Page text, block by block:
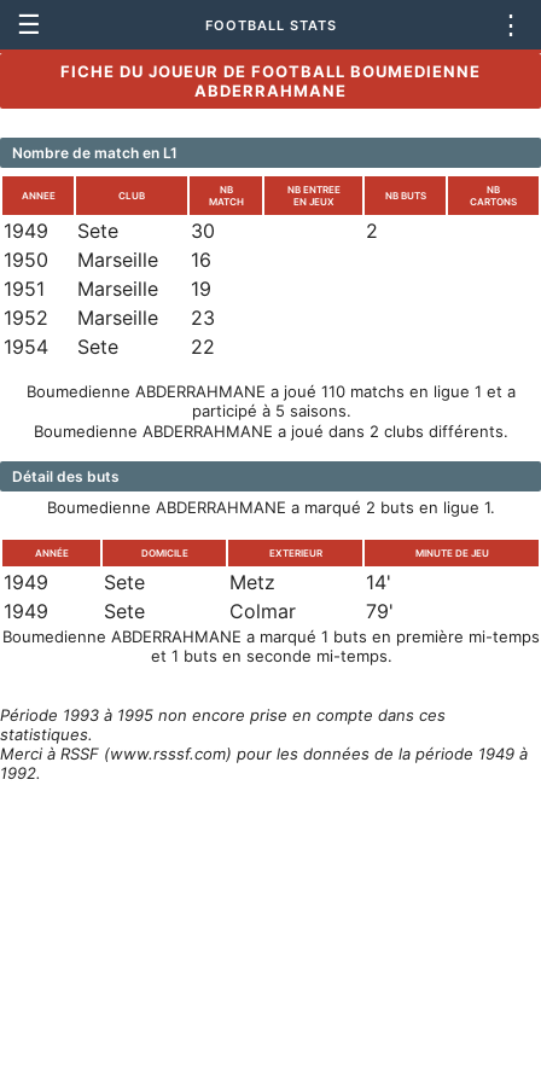
☰ FOOTBALL STATS ⋮
FICHE DU JOUEUR DE FOOTBALL BOUMEDIENNE
ABDERRAHMANE
Nombre de match en L1
ANNEE CLUB
NB
MATCH
NB ENTREE
EN JEUX
NB BUTS
NB
CARTONS
1949 Sete 30
2
1950
Marseille
16
1951
Marseille
19
1952
Marseille
23
1954
Sete 22
Boumedienne ABDERRAHMANE a joué 110 matchs en ligue 1 et a
participé à 5 saisons.
Boumedienne ABDERRAHMANE a joué dans 2 clubs différents.
Détail des buts
Boumedienne ABDERRAHMANE a marqué 2 buts en ligue 1.
ANNÉE DOMICILE EXTERIEUR MINUTE DE JEU
1949 Sete Metz
14'
1949
Sete Colmar 79'
Boumedienne ABDERRAHMANE a marqué 1 buts en première mi-temps
et 1 buts en seconde mi-temps.
Période 1993 à 1995 non encore prise en compte dans ces
statistiques.
Merci à RSSF (www.rsssf.com) pour les données de la période 1949 à
1992.